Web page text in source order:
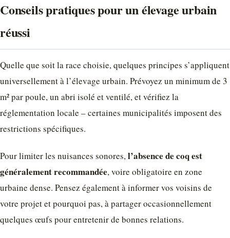
Conseils pratiques pour un élevage urbain
réussi
Quelle que soit la race choisie, quelques principes s’appliquent
universellement à l’élevage urbain. Prévoyez un minimum de 3
m² par poule, un abri isolé et ventilé, et vérifiez la
réglementation locale – certaines municipalités imposent des
restrictions spécifiques.
Pour limiter les nuisances sonores,l’absence de coq est
généralement recommandée, voire obligatoire en zone
urbaine dense. Pensez également à informer vos voisins de
votre projet et pourquoi pas, à partager occasionnellement
quelques œufs pour entretenir de bonnes relations.